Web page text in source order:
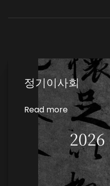
정기이사회
Read more